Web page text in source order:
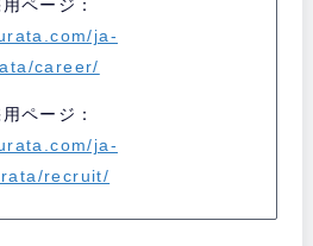
ページ：
ja-
career/
ページ：
ja-
recruit/